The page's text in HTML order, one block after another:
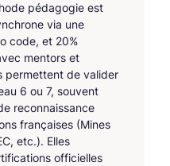
pédagogie est
via une
code, et 20%
mentors et
permettent de valider
6 ou 7, souvent
reconnaissance
françaises (Mines
etc.). Elles
officielles